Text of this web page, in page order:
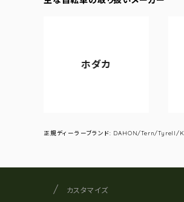
ホダカ
正規ディーラーブランド: DAHON/Tern/
サイト内の現在地
サイクルショップナカゴヤ
カスタマイズ